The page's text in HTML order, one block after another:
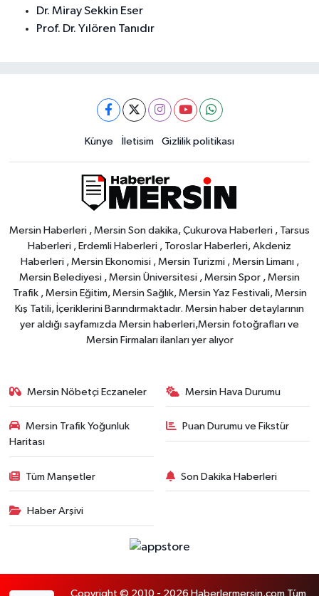
Dr. Miray Sekkin Eser
Prof. Dr. Yılören Tanıdır
Künye İletisim Gizlilik politikası
Mersin Haberleri , Mersin Son dakika, Çukurova Haberleri , Tarsus
Haberleri , Erdemli Haberleri , Toroslar Haberleri, Akdeniz
Haberleri , Mersin Ekonomisi , Mersin Turizmi , Mersin Limanı ,
Mersin Belediyesi , Mersin Üniversitesi , Mersin Spor , Mersin
Trafik , Mersin Eğitim, Mersin Sağlık, Mersin Yaz Festivali, Mersin
Kış Tatili, İçeriklerini Barındırmaktadır. Mersin haber detaylarının
yer aldığı sayfamızda Mersin haberleri,Mersin fotoğrafları ve
Mersin Firmaları ilanları yer alıyor
Mersin Nöbetçi Eczaneler Mersin Hava Durumu
Mersin Trafik Yoğunluk
Haritası
Puan Durumu ve Fikstür
Tüm Manşetler Son Dakika Haberleri
Haber Arşivi
Copyright © 2010 - 2026 Haberlermersin.com Tüm